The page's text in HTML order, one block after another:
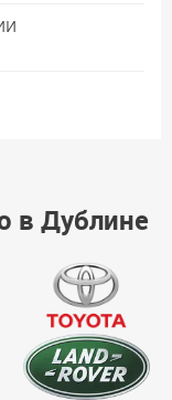
в Дублине